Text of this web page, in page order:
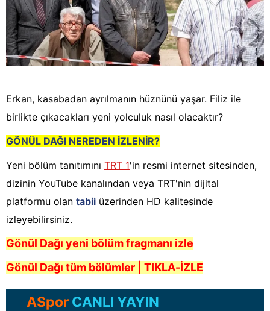
Erkan, kasabadan ayrılmanın hüznünü yaşar. Filiz ile
birlikte çıkacakları yeni yolculuk nasıl olacaktır?
GÖNÜL DAĞI NEREDEN İZLENİR?
Yeni bölüm tanıtımını TRT 1'in resmi internet sitesinden,
dizinin YouTube kanalından veya TRT'nin dijital
platformu olan tabii üzerinden HD kalitesinde
izleyebilirsiniz.
Gönül Dağı yeni bölüm fragmanı izle
Gönül Dağı tüm bölümler | TIKLA-İZLE
ASpor CANLI YAYIN